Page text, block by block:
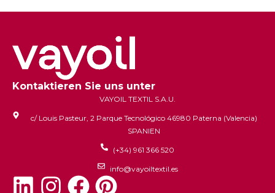
Kontaktieren Sie uns unter
VAYOIL TEXTIL S.A.U.
c/ Louis Pasteur, 2 Parque Tecnológico 46980 Paterna (Valencia)
SPANIEN
(+34) 961 366 520
info@vayoiltextil.es